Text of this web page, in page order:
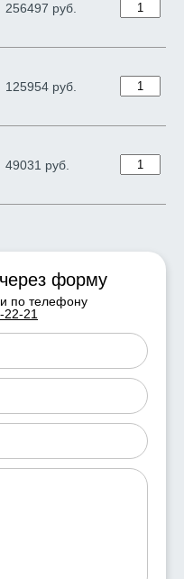
256497 руб.
125954 руб.
49031 руб.
форму
по телефону
21